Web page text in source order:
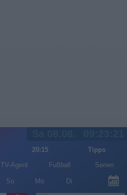
20:15
Tipps
TV-Agent Fußball Serien
So Mo Di